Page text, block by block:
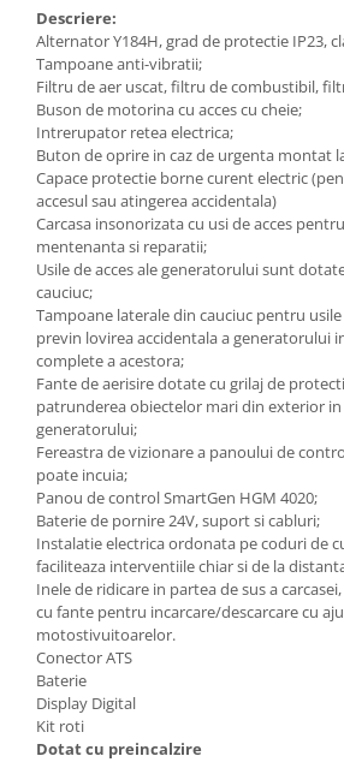
Accesorii generatoare
Generatoare de curent continuu
Statii de alimentare portabile
Utilaje agricole
Motocultoare
Motosape
Motocositoare
Accesorii utilaje agricole
Pachete motocultoare
Minitractoare
Vehicule utilitare
Curte si gradina
Masini de tuns gazon
Aparate de spalat cu presiune
Foarfece gard viu
Freze de zapada
Despicatoare busteni
Ingrijire gazon
Motocoase
Motoferastraie
Suflante frunze
Descriere:
Alternator Y184H, grad de protectie IP23,
Tampoane anti-vibratii;
Filtru de aer uscat, filtru de combustibil,
Buson de motorina cu acces cu cheie;
Intrerupator retea electrica;
Buton de oprire in caz de urgenta montat
Capace protectie borne curent electric
accesul sau atingerea accidentala)
Carcasa insonorizata cu usi de acces
mentenanta si reparatii;
Usile de acces ale generatorului sunt
cauciuc;
Tampoane laterale din cauciuc pentru
previn lovirea accidentala a generatorului
complete a acestora;
Fante de aerisire dotate cu grilaj de
patrunderea obiectelor mari din exterior
generatorului;
Fereastra de vizionare a panoului de
poate incuia;
Panou de control SmartGen HGM 4020;
Baterie de pornire 24V, suport si cabluri;
Instalatie electrica ordonata pe coduri de
faciliteaza interventiile chiar si de la
Inele de ridicare in partea de sus a
cu fante pentru incarcare/descarcare cu
motostivuitoarelor.
Conector ATS
Baterie
Display Digital
Kit roti
Dotat cu preincalzire